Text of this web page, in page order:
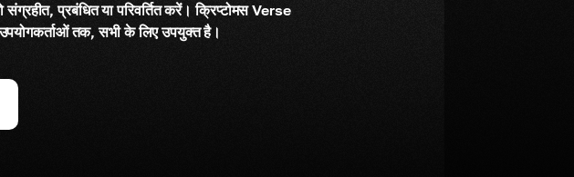
प्रबंधित या परिवर्तित करें। क्रिप्टोमस Verse
तक, सभी के लिए उपयुक्त है।